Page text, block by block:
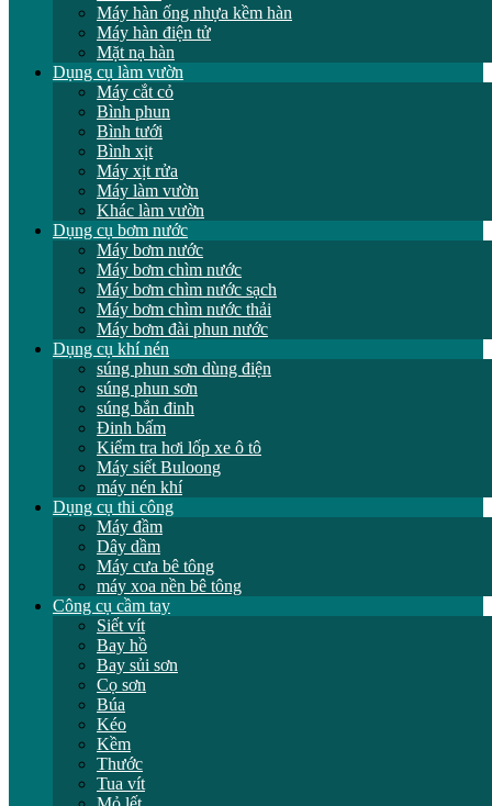
Máy hàn ống nhựa kềm hàn
Máy hàn điện tử
Mặt nạ hàn
Dụng cụ làm vườn
Máy cắt cỏ
Bình phun
Bình tưới
Bình xịt
Máy xịt rửa
Máy làm vườn
Khác làm vườn
Dụng cụ bơm nước
Máy bơm nước
Máy bơm chìm nước
Máy bơm chìm nước sạch
Máy bơm chìm nước thải
Máy bơm đài phun nước
Dụng cụ khí nén
súng phun sơn dùng điện
súng phun sơn
súng bắn đinh
Đinh bấm
Kiểm tra hơi lốp xe ô tô
Máy siết Buloong
máy nén khí
Dụng cụ thi công
Máy đầm
Dây dầm
Máy cưa bê tông
máy xoa nền bê tông
Công cụ cầm tay
Siết vít
Bay hồ
Bay sủi sơn
Cọ sơn
Búa
Kéo
Kềm
Thước
Tua vít